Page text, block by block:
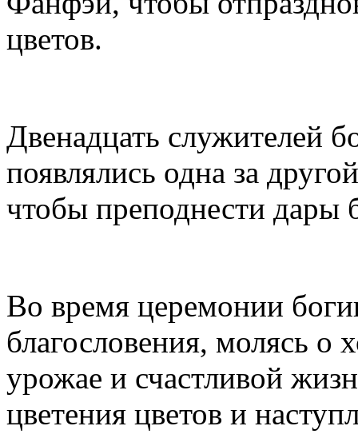
цветов.
Двенадцать служителей
появлялись одна за
чтобы преподнести дары
Во время церемонии
благословения, молясь
урожае и счастливой
цветения цветов и